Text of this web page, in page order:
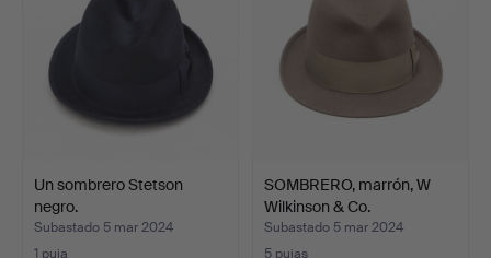
Un sombrero Stetson
negro.
Subastado 5 mar 2024
1 puja
SOMBRERO, marrón, W
Wilkinson & Co.
Subastado 5 mar 2024
5 pujas